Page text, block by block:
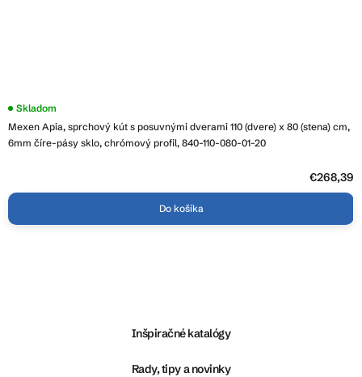
Mexen Apia, sprchový kút s posuvnými dverami 110 (dvere) x 80 (stena) cm,
6mm číre-pásy sklo, chrómový profil, 840-110-080-01-20
Skladom
€268,39
Do košíka
Inšpiračné katalógy
Rady, tipy a novinky